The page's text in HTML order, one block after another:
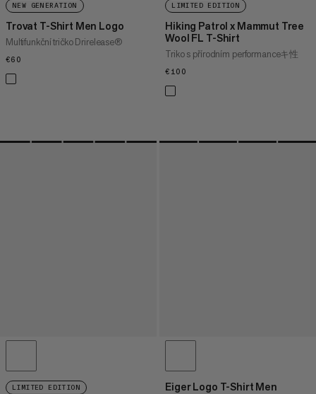
NEW GENERATION
Trovat T-Shirt Men Logo
Multifunkční tričko Drirelease®
€60
LIMITED EDITION
Hiking Patrol x Mammut Tree
Wool FL T-Shirt
Triko s přírodním performanceキ性
€100
LIMITED EDITION Eiger Logo T-Shirt Men